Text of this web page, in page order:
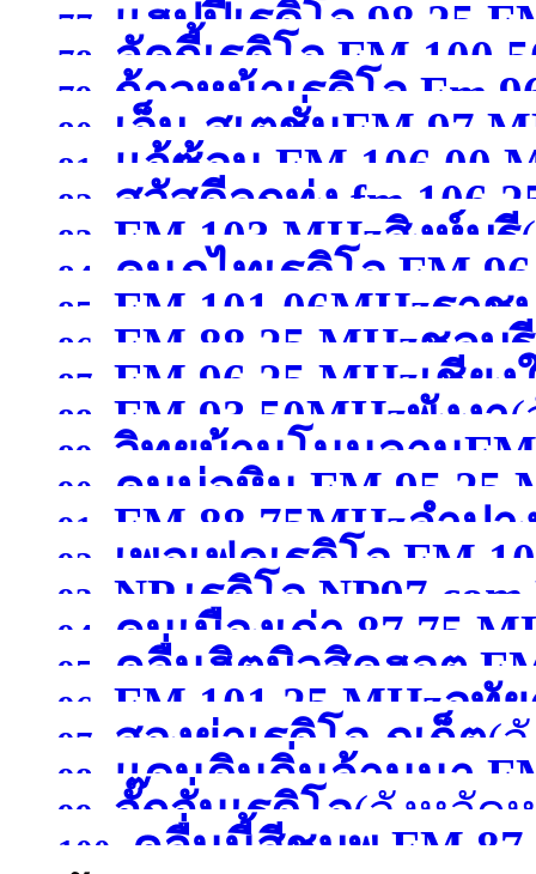
77. แฮปปี้เรดิโอ 98.25
78. ลัคกี้เรดิโอ FM
79.
ก้าวหน้าเรดิโอ Fm
เชียงใหม่ )
80.
เอ็ม-สเตชั่นFM 97
กาญจนบุรี )
81. แจ้ซ้อน FM 106.00
82. สวัสดีลูกทุ่ง fm
83. FM 103 MHzสิงห์บุรี
84.
คนภูไทเรดิโอ FM
สกลนคร )
85. FM 101.06MHzราช
86. FM 88.25 MHzชลบุรี
87. FM 96.25 MHzเชียง
88. FM 93.50MHzพังงา
89. วิทยุบ้านโนนลาน
ศรีสะเกษ )
90.
คนบ่อหิน FM 95.25
หนองคาย )
91. FM 88.75MHzลำปา
92.
เพอเฟคเรดิโอ FM
สระบุรี)
93. NP.เรดิโอ
)
94. คนเมืองเก่า 87.75
95.
คลื่นฮิตมิวสิคฮอต
อุดรธานี )
96. FM 101.25 MHzอุทั
97. สองย่าเรดิโอ ภูเก็ต(
98.
แดนดินถิ่นล้านนา
)
99. จั๊กจั่นเรดิโอ(จังหวัด
100.
คลื่นนี้สีชมพู FM